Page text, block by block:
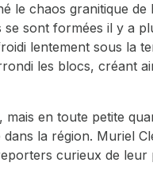
le chaos granitique
sont formées il y a
lentement sous la
les blocs, créant
en toute petite
la région. Muriel
curieux de leur